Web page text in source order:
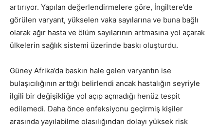
artırıyor. Yapılan değerlendirmelere göre, İngiltere’de
görülen varyant, yükselen vaka sayılarına ve buna bağlı
olarak ağır hasta ve ölüm sayılarının artmasına yol açarak
ülkelerin sağlık sistemi üzerinde baskı oluşturdu.
Güney Afrika’da baskın hale gelen varyantın ise
bulaşıcılığının arttığı belirlendi ancak hastalığın seyriyle
ilgili bir değişikliğe yol açıp açmadığı henüz tespit
edilemedi. Daha önce enfeksiyonu geçirmiş kişiler
arasında yayılabilme olasılığından dolayı yüksek risk